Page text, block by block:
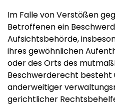
Im Falle von Verstößen
Betroffenen ein
Aufsichtsbehörde,
ihres gewöhnlichen
oder des Orts des
Beschwerderecht besteht
anderweitiger
gerichtlicher